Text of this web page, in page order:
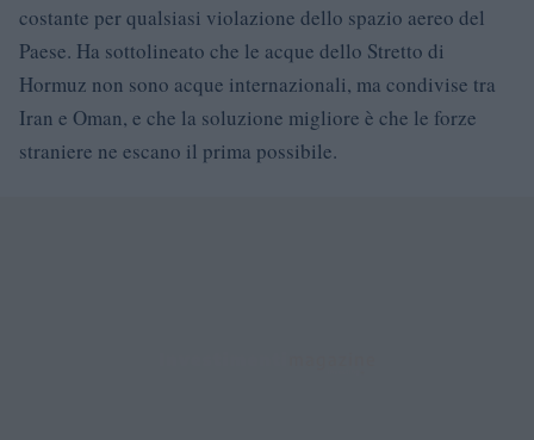
costante per qualsiasi violazione dello spazio aereo del
Paese. Ha sottolineato che le acque dello Stretto di
Hormuz non sono acque internazionali, ma condivise tra
Iran e Oman, e che la soluzione migliore è che le forze
straniere ne escano il prima possibile.